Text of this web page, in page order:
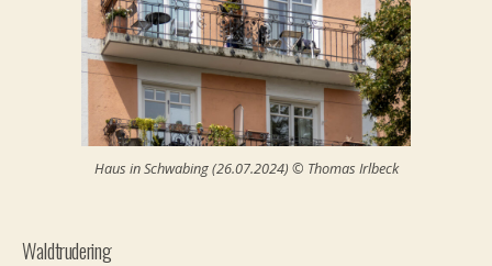
Haus in Schwabing (26.07.2024) © Thomas Irlbeck
Waldtrudering